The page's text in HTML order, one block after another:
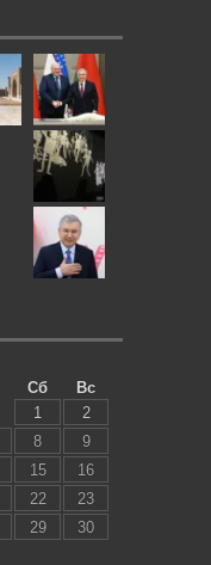
Сб
Вс
1
2
8
9
15
16
22
23
29
30